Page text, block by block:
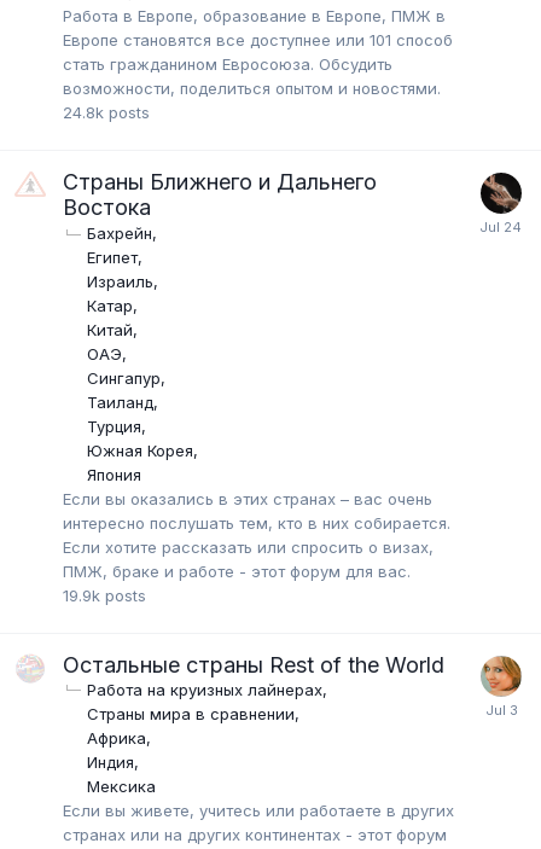
Работа в Европе, образование в Европе, ПМЖ в
Европе становятся все доступнее или 101 способ
стать гражданином Евросоюза. Обсудить
возможности, поделиться опытом и новостями.
24.8k posts
Страны Ближнего и Дальнего
Востока
Бахрейн
Египет
Израиль
Катар
Китай
ОАЭ
Сингапур
Таиланд
Турция
Южная Корея
Япония
Если вы оказались в этих странах – вас очень
интересно послушать тем, кто в них собирается.
Если хотите рассказать или спросить о визах,
ПМЖ, браке и работе - этот форум для вас.
19.9k posts
Остальные страны Rest of the World
Работа на круизных лайнерах
Страны мира в сравнении
Африка
Индия
Мексика
Если вы живете, учитесь или работаете в других
странах или на других континентах - этот форум